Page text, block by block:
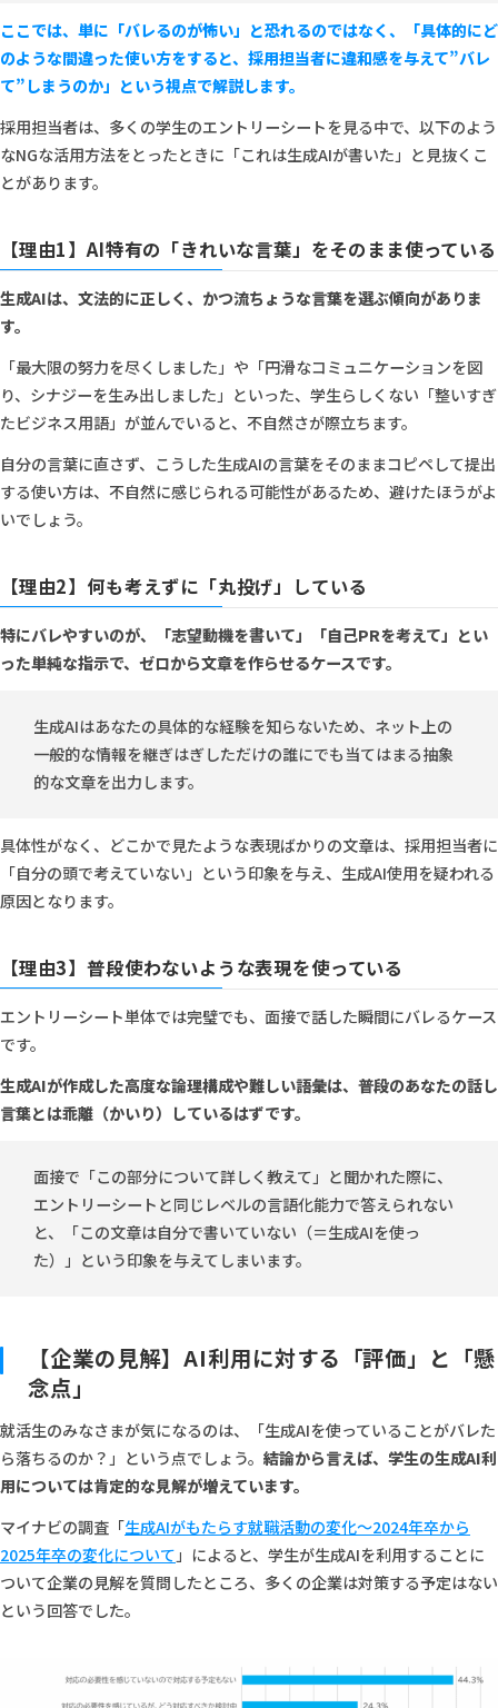
ここでは、単に「バレるのが怖い」と恐れるのではなく、「具体的にど
のような間違った使い方をすると、採用担当者に違和感を与えて”バレ
て”しまうのか」という視点で解説します。
採用担当者は、多くの学生のエントリーシートを見る中で、以下のよう
なNGな活用方法をとったときに「これは生成AIが書いた」と見抜くこ
とがあります。
【理由1】AI特有の「きれいな言葉」をそのまま使っている
生成AIは、文法的に正しく、かつ流ちょうな言葉を選ぶ傾向がありま
す。
「最大限の努力を尽くしました」や「円滑なコミュニケーションを図
り、シナジーを生み出しました」といった、学生らしくない「整いすぎ
たビジネス用語」が並んでいると、不自然さが際立ちます。
自分の言葉に直さず、こうした生成AIの言葉をそのままコピペして提出
する使い方は、不自然に感じられる可能性があるため、避けたほうがよ
いでしょう。
【理由2】何も考えずに「丸投げ」している
特にバレやすいのが、「志望動機を書いて」「自己PRを考えて」とい
った単純な指示で、ゼロから文章を作らせるケースです。
生成AIはあなたの具体的な経験を知らないため、ネット上の
一般的な情報を継ぎはぎしただけの誰にでも当てはまる抽象
的な文章を出力します。
具体性がなく、どこかで見たような表現ばかりの文章は、採用担当者に
「自分の頭で考えていない」という印象を与え、生成AI使用を疑われる
原因となります。
【理由3】普段使わないような表現を使っている
エントリーシート単体では完璧でも、面接で話した瞬間にバレるケース
です。
生成AIが作成した高度な論理構成や難しい語彙は、普段のあなたの話し
言葉とは乖離（かいり）しているはずです。
面接で「この部分について詳しく教えて」と聞かれた際に、
エントリーシートと同じレベルの言語化能力で答えられない
と、「この文章は自分で書いていない（＝生成AIを使っ
た）」という印象を与えてしまいます。
【企業の見解】AI利用に対する「評価」と「懸
念点」
就活生のみなさまが気になるのは、「生成AIを使っていることがバレた
ら落ちるのか？」という点でしょう。 結論から言えば、学生の生成AI利
用については肯定的な見解が増えています。
マイナビの調査「生成AIがもたらす就職活動の変化～2024年卒から
2025年卒の変化について」によると、学生が生成AIを利用することに
ついて企業の見解を質問したところ、多くの企業は対策する予定はない
という回答でした。